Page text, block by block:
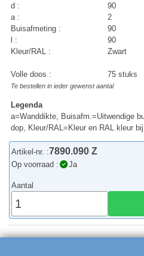
d :
90
a :
2
Buisafmeting :
90
l :
90
Kleur/RAL :
Zwart
Volle doos : 75 stuks
Te bestellen in ieder gewenst aantal
Legenda
a=Wanddikte, Buisafm.=Uitwendige
dop, Kleur/RAL=Kleur en RAL kleur
Artikel-nr. :7890.090 Z
Op voorraad : Ja
Aantal